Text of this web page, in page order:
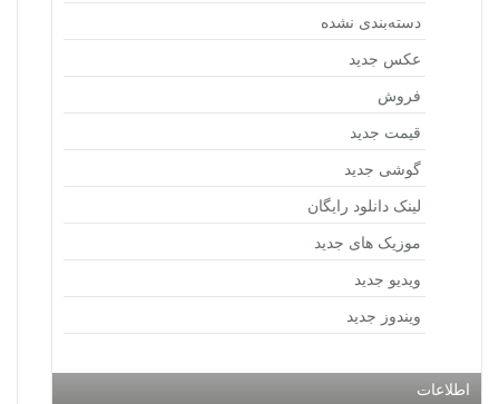
دسته‌بندی نشده
عکس جدید
فروش
قیمت جدید
گوشی جدید
لینک دانلود رایگان
موزیک های جدید
ویدیو جدید
ویندوز جدید
اطلاعات